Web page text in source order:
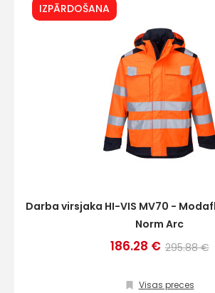
IZPĀRDOŠANA
Darba virsjaka HI-VIS MV70 -
Norm Arc
186.28 € 295.88 €
Visas preces